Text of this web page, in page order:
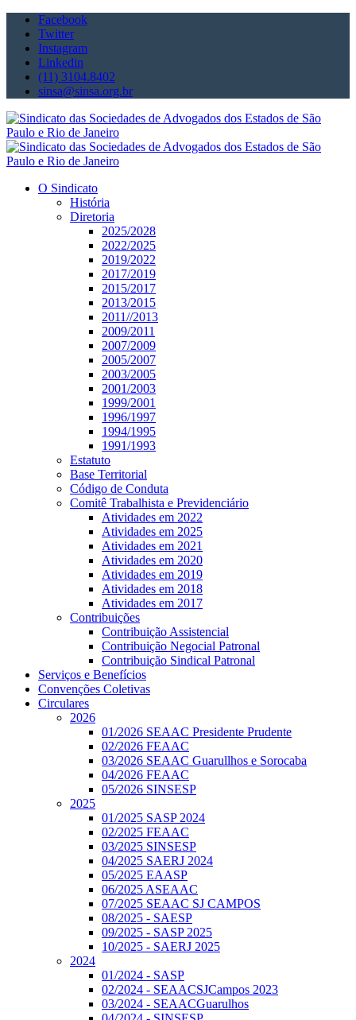
Facebook
Twitter
Instagram
Linkedin
(11) 3104.8402
sinsa@sinsa.org.br
O Sindicato
História
Diretoria
2025/2028
2022/2025
2019/2022
2017/2019
2015/2017
2013/2015
2011//2013
2009/2011
2007/2009
2005/2007
2003/2005
2001/2003
1999/2001
1996/1997
1994/1995
1991/1993
Estatuto
Base Territorial
Código de Conduta
Comitê Trabalhista e Previdenciário
Atividades em 2022
Atividades em 2025
Atividades em 2021
Atividades em 2020
Atividades em 2019
Atividades em 2018
Atividades em 2017
Contribuições
Contribuição Assistencial
Contribuição Negocial Patronal
Contribuição Sindical Patronal
Serviços e Benefícios
Convenções Coletivas
Circulares
2026
01/2026 SEAAC Presidente Prudente
02/2026 FEAAC
03/2026 SEAAC Guarullhos e Sorocaba
04/2026 FEAAC
05/2026 SINSESP
2025
01/2025 SASP 2024
02/2025 FEAAC
03/2025 SINSESP
04/2025 SAERJ 2024
05/2025 EAASP
06/2025 ASEAAC
07/2025 SEAAC SJ CAMPOS
08/2025 - SAESP
09/2025 - SASP 2025
10/2025 - SAERJ 2025
2024
01/2024 - SASP
02/2024 - SEAACSJCampos 2023
03/2024 - SEAACGuarulhos